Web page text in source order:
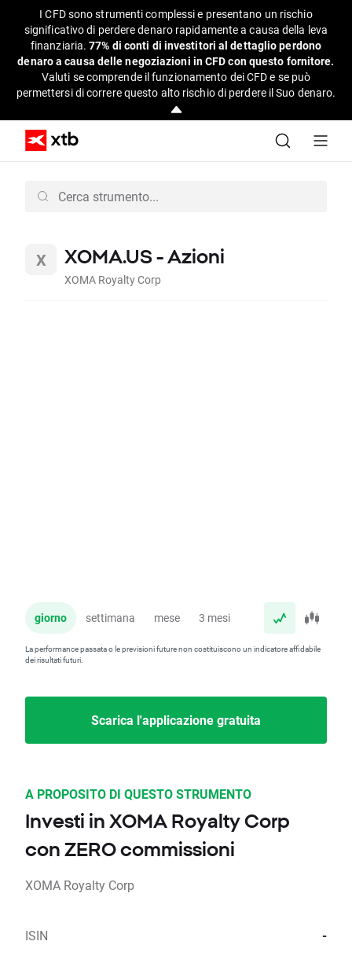
I CFD sono strumenti complessi e presentano un rischio
significativo di perdere denaro rapidamente a causa della leva
finanziaria.77% di conti di investitori al dettaglio perdono
denaro a causa delle negoziazioni in CFD con questo fornitore.
Valuti se comprende il funzionamento dei CFD e se può
permettersi di correre questo alto rischio di perdere il Suo denaro.
XOMA.US - Azioni
XOMA Royalty Corp
giorno settimana mese 3 mesi anno
La performance passata o le previsioni future non costituiscono un indicatore affidabile
dei risultati futuri.
Scarica l'applicazione gratuita
A PROPOSITO DI QUESTO STRUMENTO
Investi in XOMA Royalty Corp
con ZERO commissioni
XOMA Royalty Corp
ISIN -